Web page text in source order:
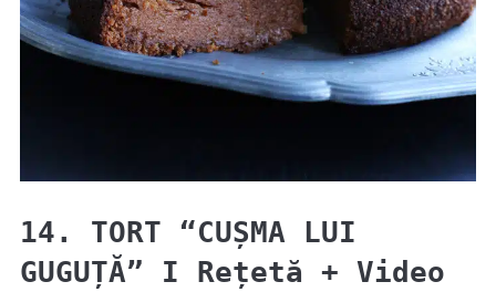
14. TORT “CUȘMA LUI
GUGUȚĂ” I Rețetă + Video